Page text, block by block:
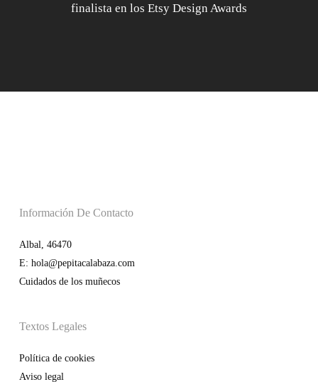
finalista en los Etsy Design Awards
Información De Contacto
Albal, 46470
E: hola@pepitacalabaza.com
Cuidados de los muñecos
Textos Legales
Política de cookies
Aviso legal